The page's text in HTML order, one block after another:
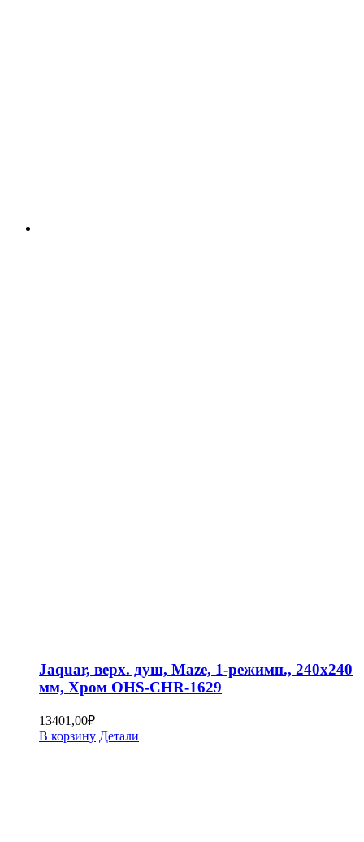
Jaquar, верх. душ, Maze, 1-режимн., 240х240
мм, Хром OHS-CHR-1629
13401,00₽
В корзину Детали